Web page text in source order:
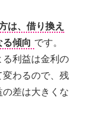
は、借り換え
傾向 です。
利益は金利の
わるので、残
差は大きくな